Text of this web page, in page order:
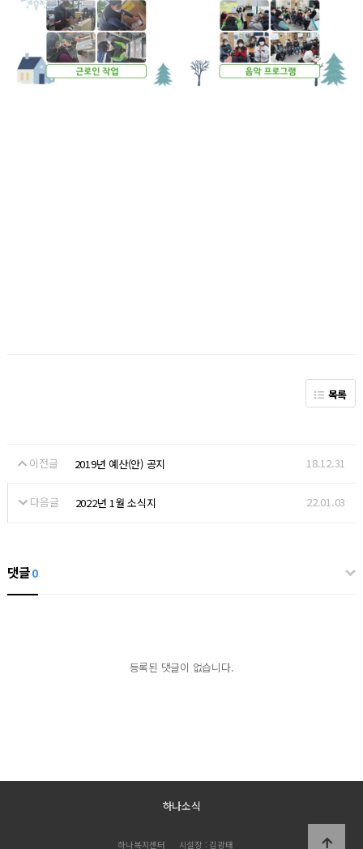
목록
이전글 2019년 예산(안) 공지 18.12.31
다음글 2022년 1월 소식지 22.01.03
댓글0
등록된 댓글이 없습니다.
하나소식
하나복지센터 시설장 : 김광태